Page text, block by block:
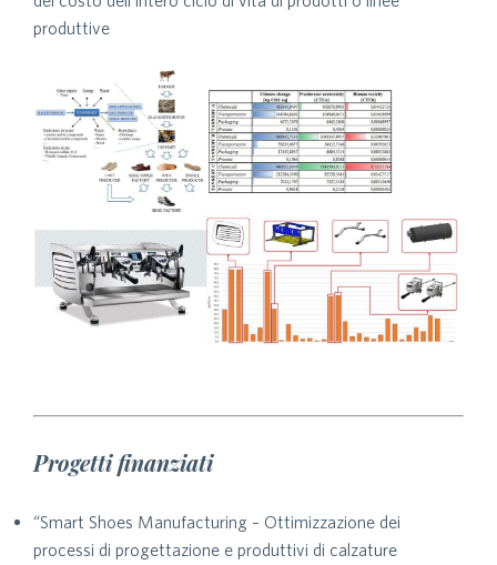
produttive
Progetti finanziati
“Smart Shoes Manufacturing – Ottimizzazione dei
processi di progettazione e produttivi di calzature